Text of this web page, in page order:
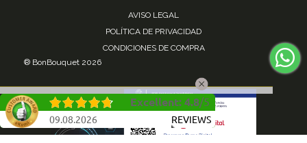
AVISO LEGAL
POLÍTICA DE PRIVACIDAD
CONDICIONES DE COMPRA
® BonBouquet 2026
Excellent: 4.8/5
09.08.2026 REVIEWS